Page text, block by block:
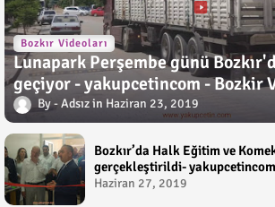
Bozkır Videoları
Lunapark Perşembe günü
geçiyor - yakupcetincom - Bozkir
Adsız Haziran 23, 2019
Bozkır’da Halk Eğitim ve
gerçekleştirildi-
Haziran 27, 2019